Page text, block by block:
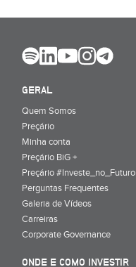
GERAL
Quem Somos
Preçário
Minha conta
Preçário BiG +
Preçário #Investe_no_Futuro
Perguntas Frequentes
Galeria de Vídeos
Carreiras
Corporate Governance
ONDE E COMO INVESTIR